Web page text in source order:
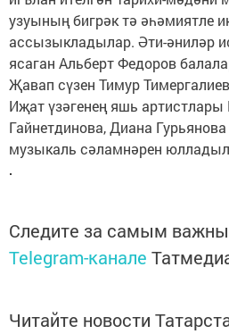
узуының бигрәк тә әһәмиятле
ассызыкладылар. Әти-әниләр
ясаган Альберт Федоров
Җавап сүзен Тимур
Иҗат үзәгенең яшь
Гайнетдинова, Диана
музыкаль сәламнәрен
Следите за самым
Telegram-канале
Читайте новости